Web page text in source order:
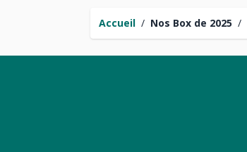
Accueil / Nos Box de 2025 /